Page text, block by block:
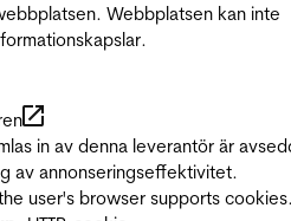
Webbplatsen kan inte
in av denna leverantör är
av annonseringseffektivitet.
user's browser supports